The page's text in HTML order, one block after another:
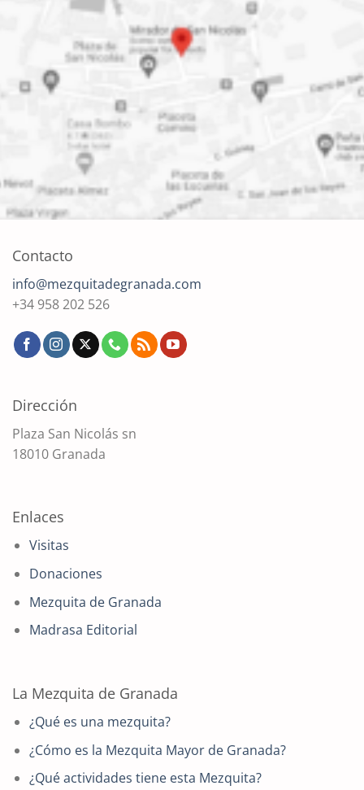
Contacto
info@mezquitadegranada.com
+34 958 202 526
Dirección
Plaza San Nicolás sn
18010 Granada
Enlaces
Visitas
Donaciones
Mezquita de Granada
Madrasa Editorial
La Mezquita de Granada
¿Qué es una mezquita?
¿Cómo es la Mezquita Mayor de Granada?
¿Qué actividades tiene esta Mezquita?